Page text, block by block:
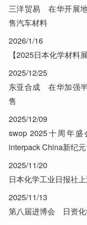
三洋贸易 在华开展
售汽车材料
2026/1/16
【2025日本化学材料
2025/12/25
东亚合成 在华加强
售
2025/12/09
swop 2025十周年
interpack China新纪元
2025/11/20
日本化学工业日报社
2025/11/13
第八届进博会 日资化